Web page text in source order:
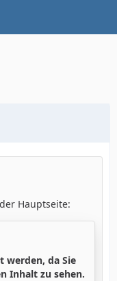
Hauptseite:
werden, da Sie
Inhalt zu sehen.